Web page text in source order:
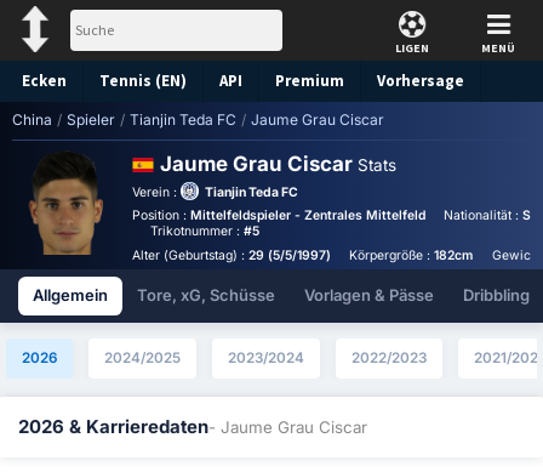
LIGEN MENÜ
Ecken Tennis (EN) API Premium Vorhersage
China / Spieler / Tianjin Teda FC / Jaume Grau Ciscar
Jaume Grau Ciscar Stats
Verein :
Tianjin Teda FC
Position : Mittelfeldspieler - Zentrales Mittelfeld Nationalität :
Trikotnummer :#5
Alter (Geburtstag) : 29 (5/5/1997) Körpergröße :182cm
Allgemein Tore, xG, Schüsse Vorlagen & Pässe Dribbling
2026 2024/2025 2023/2024 2022/2023 2021/
2026 & Karrieredaten- Jaume Grau Ciscar